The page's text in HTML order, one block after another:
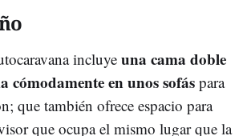
incluye una cama doble
cómodamente en unos sofás para
que también ofrece espacio para
que ocupa el mismo lugar que la